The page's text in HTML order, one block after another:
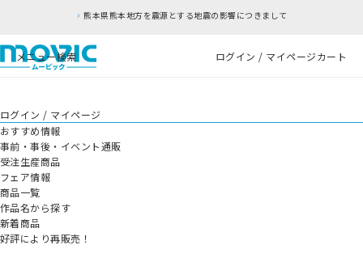
熊本県熊本地方を震源とする地震の影響につきまして
メニュー検索 ログイン / マイページカート
ログイン / マイページ
おすすめ情報
事前・事後・イベント通販
受注生産商品
フェア情報
商品一覧
作品名から探す
新着商品
好評により再販売！